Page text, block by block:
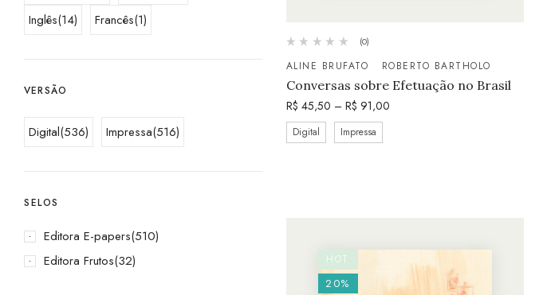
Inglês(14) Francês(1)
VERSÃO
Digital(536) Impressa(516)
SELOS
Editora E-papers(510)
Editora Frutos(32)
(0)
ALINE BRUFATO ROBERTO BARTHOLO
Conversas sobre Efetuação no Brasil
R$ 45,50 – R$ 91,00
Digital Impressa
HOT
20%